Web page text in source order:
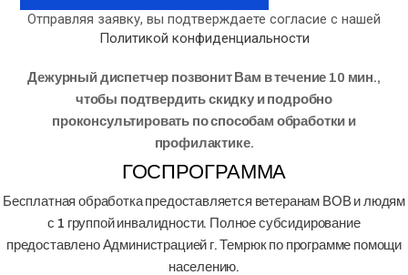
Белгород
Белебей
Белорецк
Бердск
Березники
Березовский
Биробиджан
Благовещенск РБ
Братск
Брянск
Отправляя заявку, вы подтверждаете согласие с нашей
Политикой конфиденциальности
Дежурный диспетчер позвонит Вам в течение 10 мин.,
чтобы подтвердить скидку и подробно
проконсультировать по способам обработки и
профилактике.
ГОСПРОГРАММА
Бесплатная обработка предоставляется ветеранам ВОВ и людям
с 1 группой инвалидности. Полное субсидирование
предоставлено Администрацией г. Темрюк по программе помощи
населению.